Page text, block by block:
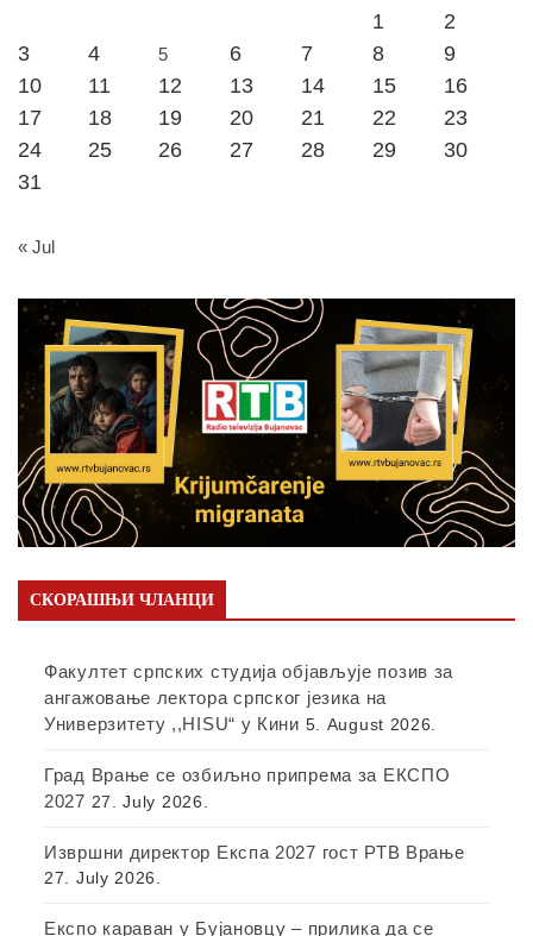
1
2
3
4 5 6 7 8
9
10
11 12 13 14 15
16
17
18 19 20 21 22
23
24
25 26 27 28 29
30
31
« Jul
СКОРАШЊИ ЧЛАНЦИ
Факултет српских студија објављује позив за
ангажовање лектора српског језика на
Универзитету ,,HISU“ у Кини 5. August 2026.
Град Врање се озбиљно припрема за ЕКСПО
2027 27. July 2026.
Извршни директор Експа 2027 гост РТВ Врање
27. July 2026.
Експо караван у Бујановцу – прилика да се